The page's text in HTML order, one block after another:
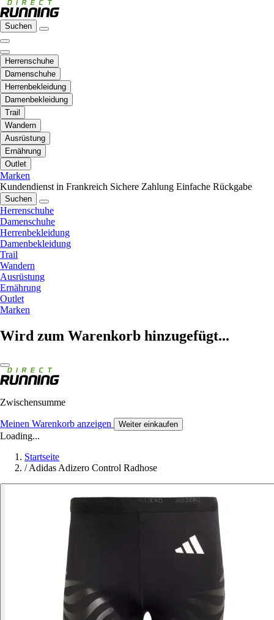
Suchen
Herrenschuhe
Damenschuhe
Herrenbekleidung
Damenbekleidung
Trail
Wandern
Ausrüstung
Ernährung
Outlet
Marken
Kundendienst in Frankreich Sichere Zahlung Einfache Rückgabe
Suchen
Herrenschuhe
Damenschuhe
Herrenbekleidung
Damenbekleidung
Trail
Wandern
Ausrüstung
Ernährung
Outlet
Marken
Wird zum Warenkorb hinzugefügt...
Zwischensumme
Meinen Warenkorb anzeigen Weiter einkaufen
Loading...
Startseite
/ Adidas Adizero Control Radhose